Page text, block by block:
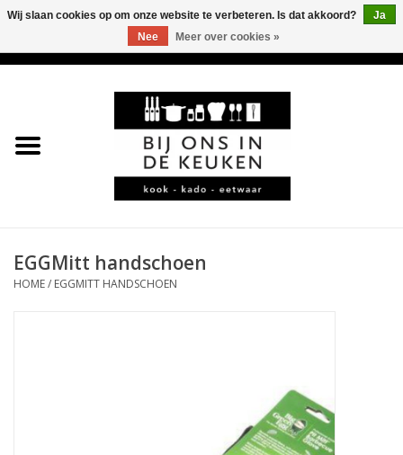
LEKKER
KOFFIE
EGGMitt handschoen
HOME/ EGGMITT HANDSCHOEN
Wij slaan cookies op om onze website te verbeteren. Is dat akkoord?
Ja
Nee
Meer over cookies »